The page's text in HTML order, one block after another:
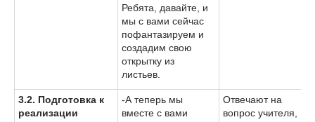
Ребята, давайте, и
мы с вами сейчас
пофантазируем и
создадим свою
открытку из
листьев.
3.2. Подготовка к
реализации
-А теперь мы
вместе с вами
Отвечают на
вопрос учителя,